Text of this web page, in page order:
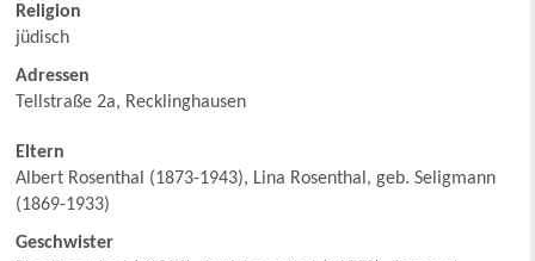
Religion
jüdisch
Adressen
Tellstraße 2a, Recklinghausen
Eltern
Albert Rosenthal (1873-1943), Lina Rosenthal, geb. Seligmann
(1869-1933)
Geschwister